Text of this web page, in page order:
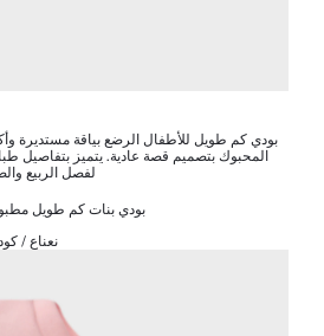
بودي كم طويل للأطفال الرضع بياقة مستديرة
المحبوك بتصميم قصة عادية. يتميز
لفصل الربيع
بودي بنات كم طويل
نعناع /